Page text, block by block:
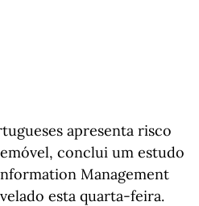
apresenta risco
conclui um estudo
Management
esta quarta-feira.